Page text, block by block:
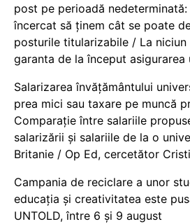
post pe perioadă
încercat să ținem cât se poate
posturile titularizabile / La
garanta de la început asigurarea
Salarizarea învățământului
prea mici sau taxare pe muncă
Comparație între salariile
salarizării și salariile de la o
Britanie / Op Ed, cercetător
Campania de reciclare a unor
educația și creativitatea este
UNTOLD, între 6 și 9 august